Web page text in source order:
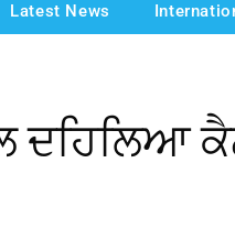
Latest News
ਦਹਿਲਿਆ